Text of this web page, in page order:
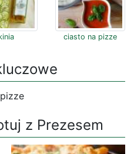
ciasto na pizze
z Prezesem